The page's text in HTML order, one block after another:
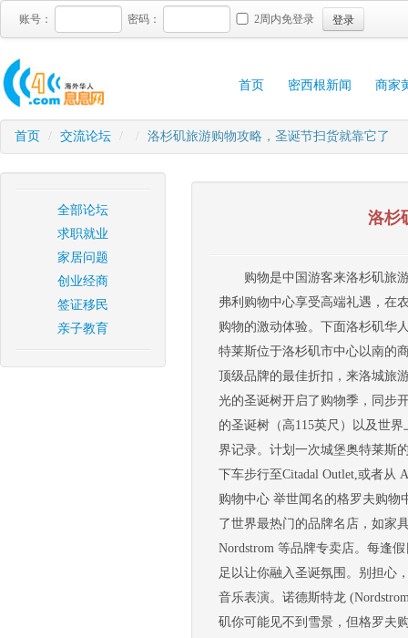
账号： 密码： 2周内免登录 登录
首页 密西根新闻 商家
首页 / 交流论坛 / / 洛杉矶旅游购物攻略，圣诞节扫货就靠它了
全部论坛
求职就业
家居问题
创业经商
签证移民
亲子教育
洛杉
购物是中国游客来洛杉矶旅
弗利购物中心享受高端礼遇，在
购物的激动体验。下面洛杉矶华
特莱斯位于洛杉矶市中心以南的
顶级品牌的最佳折扣，来洛城旅
光的圣诞树开启了购物季，同步
的圣诞树（高115英尺）以及世
界记录。计划一次城堡奥特莱斯
下车步行至Citadal Outlet,或者从
购物中心 举世闻名的格罗夫购物
了世界最热门的品牌名店，如家
Nordstrom 等品牌专卖店。每逢
足以让你融入圣诞氛围。别担心
音乐表演。诺德斯特龙
矶你可能见不到雪景，但格罗夫